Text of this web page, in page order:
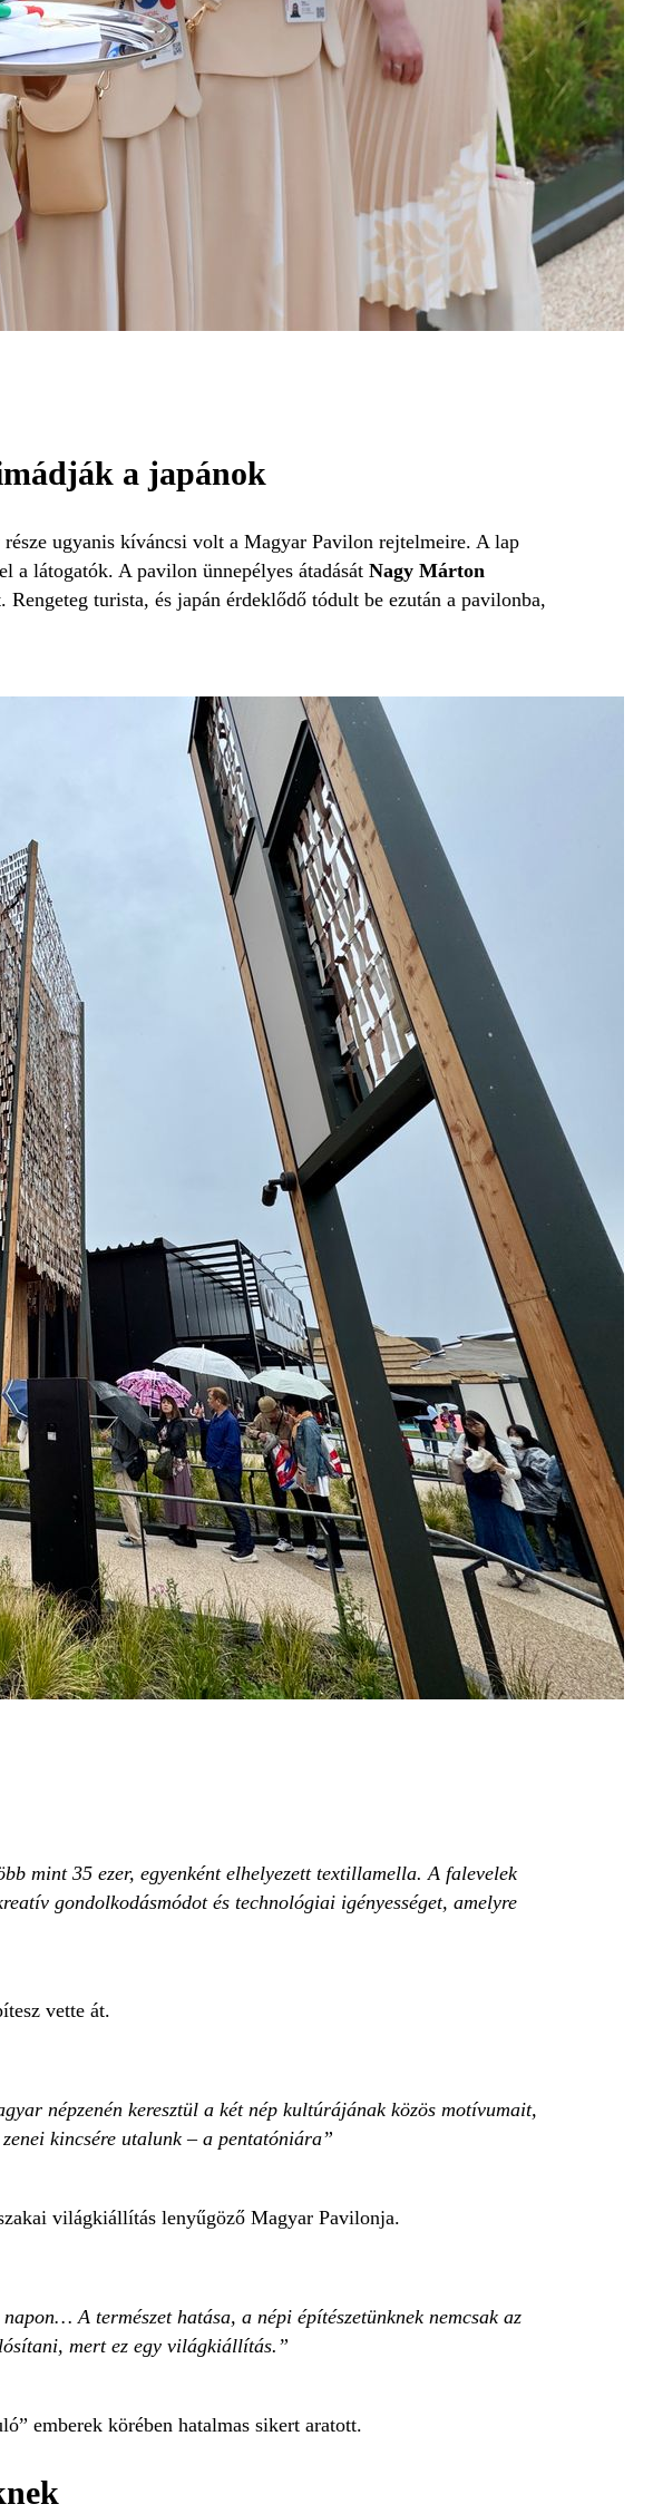
a japánok
ugyanis kíváncsi volt a Magyar Pavilon rejtelmeire. A lap
látogatók. A pavilon ünnepélyes átadását Nagy Márton
turista, és japán érdeklődő tódult be ezután a pavilonba,
mint 35 ezer, egyenként elhelyezett textillamella. A falevelek
gondolkodásmódot és technológiai igényességet, amelyre
vette át.
népzenén keresztül a két nép kultúrájának közös motívumait,
kincsére utalunk – a pentatóniára
világkiállítás lenyűgöző Magyar Pavilonja.
A természet hatása, a népi építészetünknek nemcsak az
mert ez egy világkiállítás.
emberek körében hatalmas sikert aratott.